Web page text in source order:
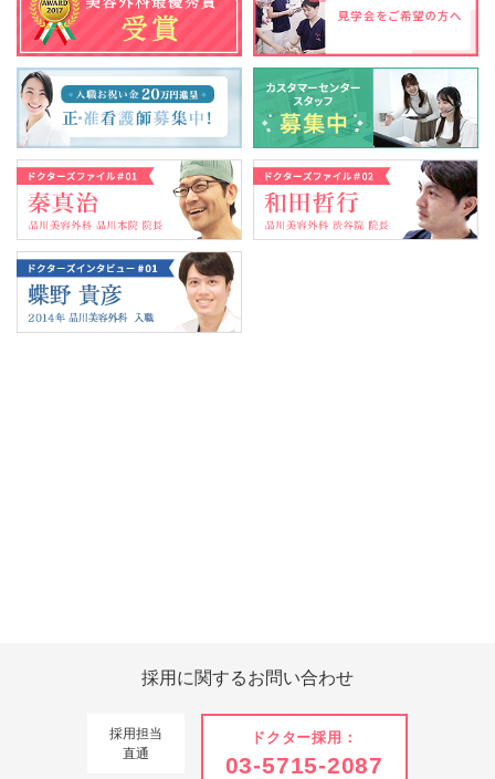
採用に関するお問い合わせ
採用担当
直通
ドクター採用：
03-5715-2087